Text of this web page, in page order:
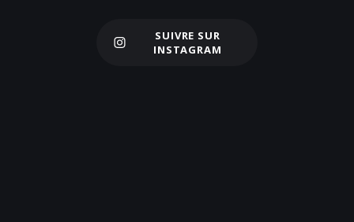
Charger plus
SUIVRE SUR
INSTAGRAM